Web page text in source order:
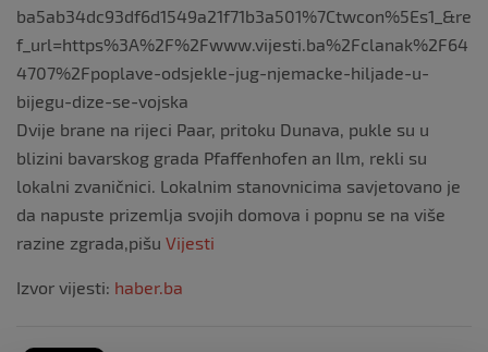
ba5ab34dc93df6d1549a21f71b3a501%7Ctwcon%5Es1_&re
f_url=https%3A%2F%2Fwww.vijesti.ba%2Fclanak%2F64
4707%2Fpoplave-odsjekle-jug-njemacke-hiljade-u-
bijegu-dize-se-vojska
Dvije brane na rijeci Paar, pritoku Dunava, pukle su u
blizini bavarskog grada Pfaffenhofen an Ilm, rekli su
lokalni zvaničnici. Lokalnim stanovnicima savjetovano je
da napuste prizemlja svojih domova i popnu se na više
razine zgrada,pišu Vijesti
Izvor vijesti: haber.ba